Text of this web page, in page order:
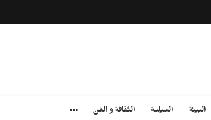
البيئة السياسة الثقافة و الفن